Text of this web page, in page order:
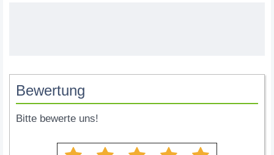
Bewertung
Bitte bewerte uns!